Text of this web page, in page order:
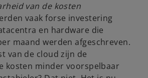
van de kosten
vaak forse investering
en hardware die
maand werden afgeschreven.
van de cloud zijn de
kosten minder voorspelbaar